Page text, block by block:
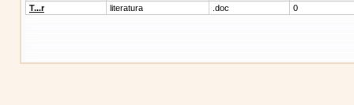
T...r literatura .doc 0